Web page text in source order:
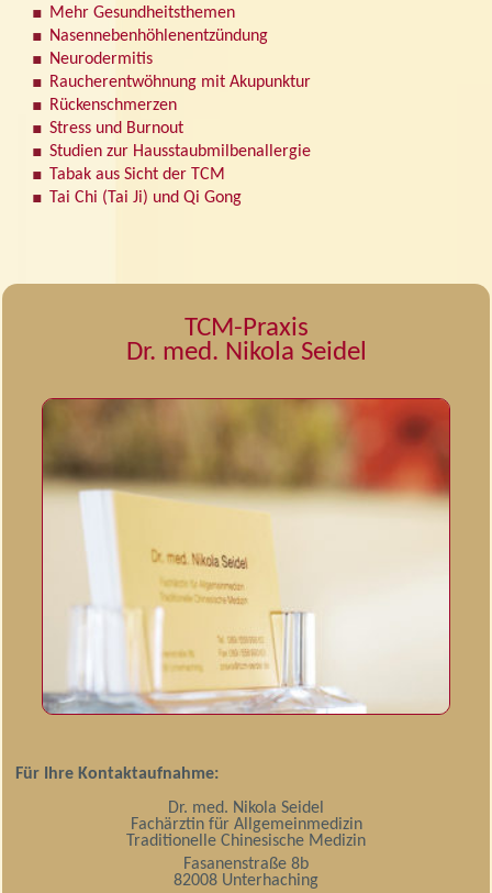
Mehr Gesundheitsthemen
Nasennebenhöhlenentzündung
Neurodermitis
Raucherentwöhnung mit Akupunktur
Rückenschmerzen
Stress und Burnout
Studien zur Hausstaubmilbenallergie
Tabak aus Sicht der TCM
Tai Chi (Tai Ji) und Qi Gong
TCM-Praxis
Dr. med. Nikola Seidel
Für Ihre Kontaktaufnahme:
Dr. med. Nikola Seidel
Fachärztin für Allgemeinmedizin
Traditionelle Chinesische Medizin
Fasanenstraße 8b
82008 Unterhaching